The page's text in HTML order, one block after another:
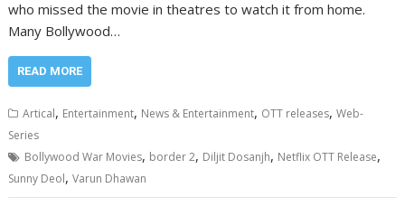
who missed the movie in theatres to watch it from home.
Many Bollywood…
READ MORE
Artical, Entertainment, News & Entertainment, OTT releases,Web-
Series
Bollywood War Movies, border 2, Diljit Dosanjh, Netflix OTT Release,
Sunny Deol,Varun Dhawan